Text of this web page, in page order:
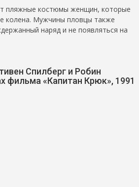
пляжные костюмы женщин, которые
колена. Мужчины пловцы также
наряд и не появляться на
Спилберг и Робин
фильма «Капитан Крюк», 1991